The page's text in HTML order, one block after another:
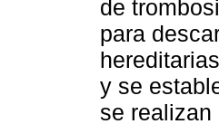
de
para
y se
se